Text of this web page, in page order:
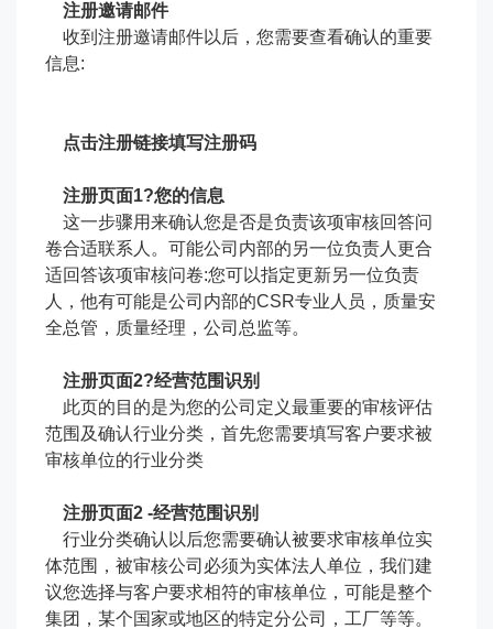
注册邀请邮件
收到注册邀请邮件以后，您需要查看确认的重要
信息:
点击注册链接填写注册码
注册页面1?您的信息
这一步骤用来确认您是否是负责该项审核回答问
卷合适联系人。可能公司内部的另一位负责人更合
适回答该项审核问卷:您可以指定更新另一位负责
人，他有可能是公司内部的CSR专业人员，质量安
全总管，质量经理，公司总监等。
注册页面2?经营范围识别
此页的目的是为您的公司定义最重要的审核评估
范围及确认行业分类，首先您需要填写客户要求被
审核单位的行业分类
注册页面2 -经营范围识别
行业分类确认以后您需要确认被要求审核单位实
体范围，被审核公司必须为实体法人单位，我们建
议您选择与客户要求相符的审核单位，可能是整个
集团，某个国家或地区的特定分公司，工厂等等。